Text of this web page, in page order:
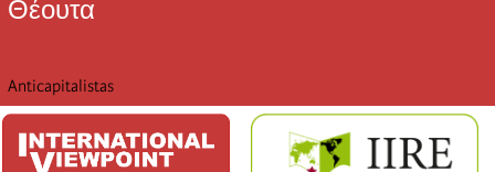
Θέουτα
Anticapitalistas